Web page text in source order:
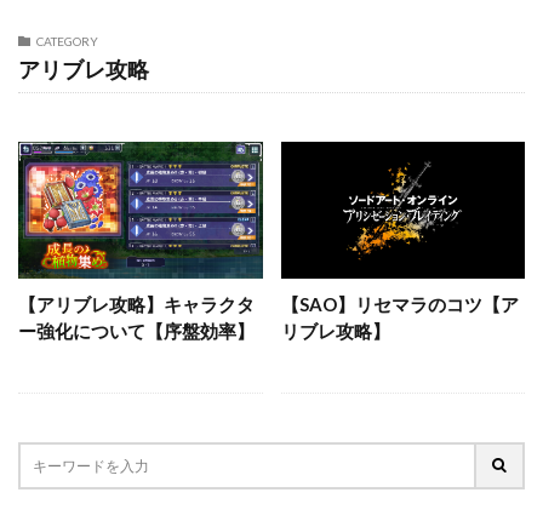
CATEGORY
アリブレ攻略
【アリブレ攻略】キャラクタ
ー強化について【序盤効率】
【SAO】リセマラのコツ【ア
リブレ攻略】